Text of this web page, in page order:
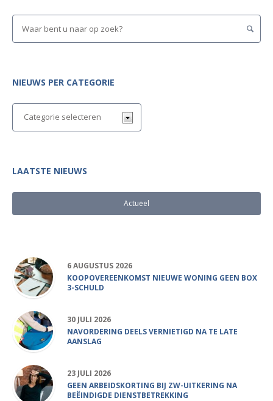
NIEUWS PER CATEGORIE
LAATSTE NIEUWS
Actueel
6 AUGUSTUS 2026
KOOPOVEREENKOMST NIEUWE WONING GEEN BOX
3-SCHULD
30 JULI 2026
NAVORDERING DEELS VERNIETIGD NA TE LATE
AANSLAG
23 JULI 2026
GEEN ARBEIDSKORTING BIJ ZW-UITKERING NA
BEËINDIGDE DIENSTBETREKKING